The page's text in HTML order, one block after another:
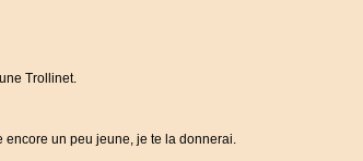
Trollinet.
encore un peu jeune, je te la donnerai.